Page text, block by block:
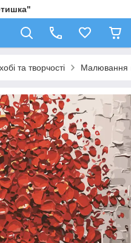
та творчості Малювання